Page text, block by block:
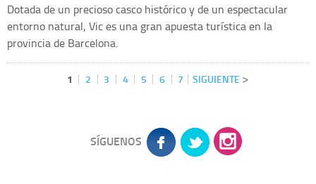
Dotada de un precioso casco histórico y de un espectacular
entorno natural, Vic es una gran apuesta turística en la
provincia de Barcelona.
1 2 3 4 5 6 7 SIGUIENTE
SÍGUENOS